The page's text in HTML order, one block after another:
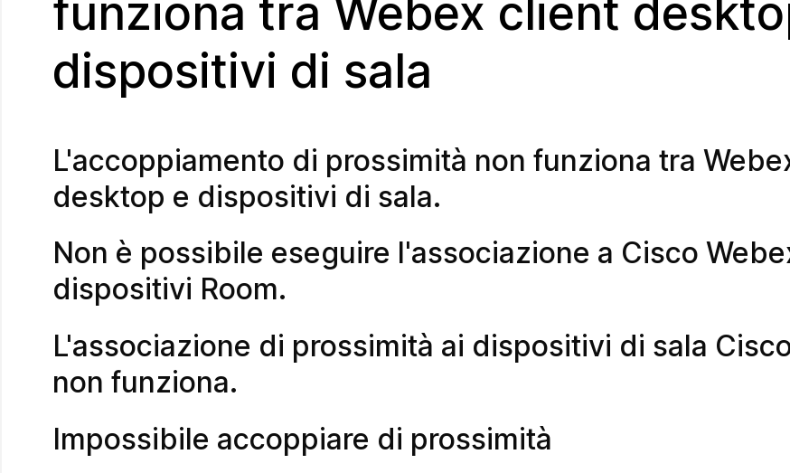
funziona tra Webex client
dispositivi di sala
L'accoppiamento di prossimità non funziona tra
desktop e dispositivi di sala.
Non è possibile eseguire l'associazione a Cisco
dispositivi Room.
L'associazione di prossimità ai dispositivi di sala
non funziona.
Impossibile accoppiare di prossimità